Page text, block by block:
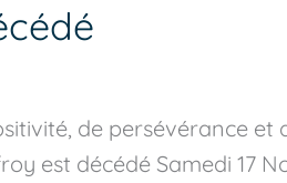
de persévérance et
est décédé Samedi 17